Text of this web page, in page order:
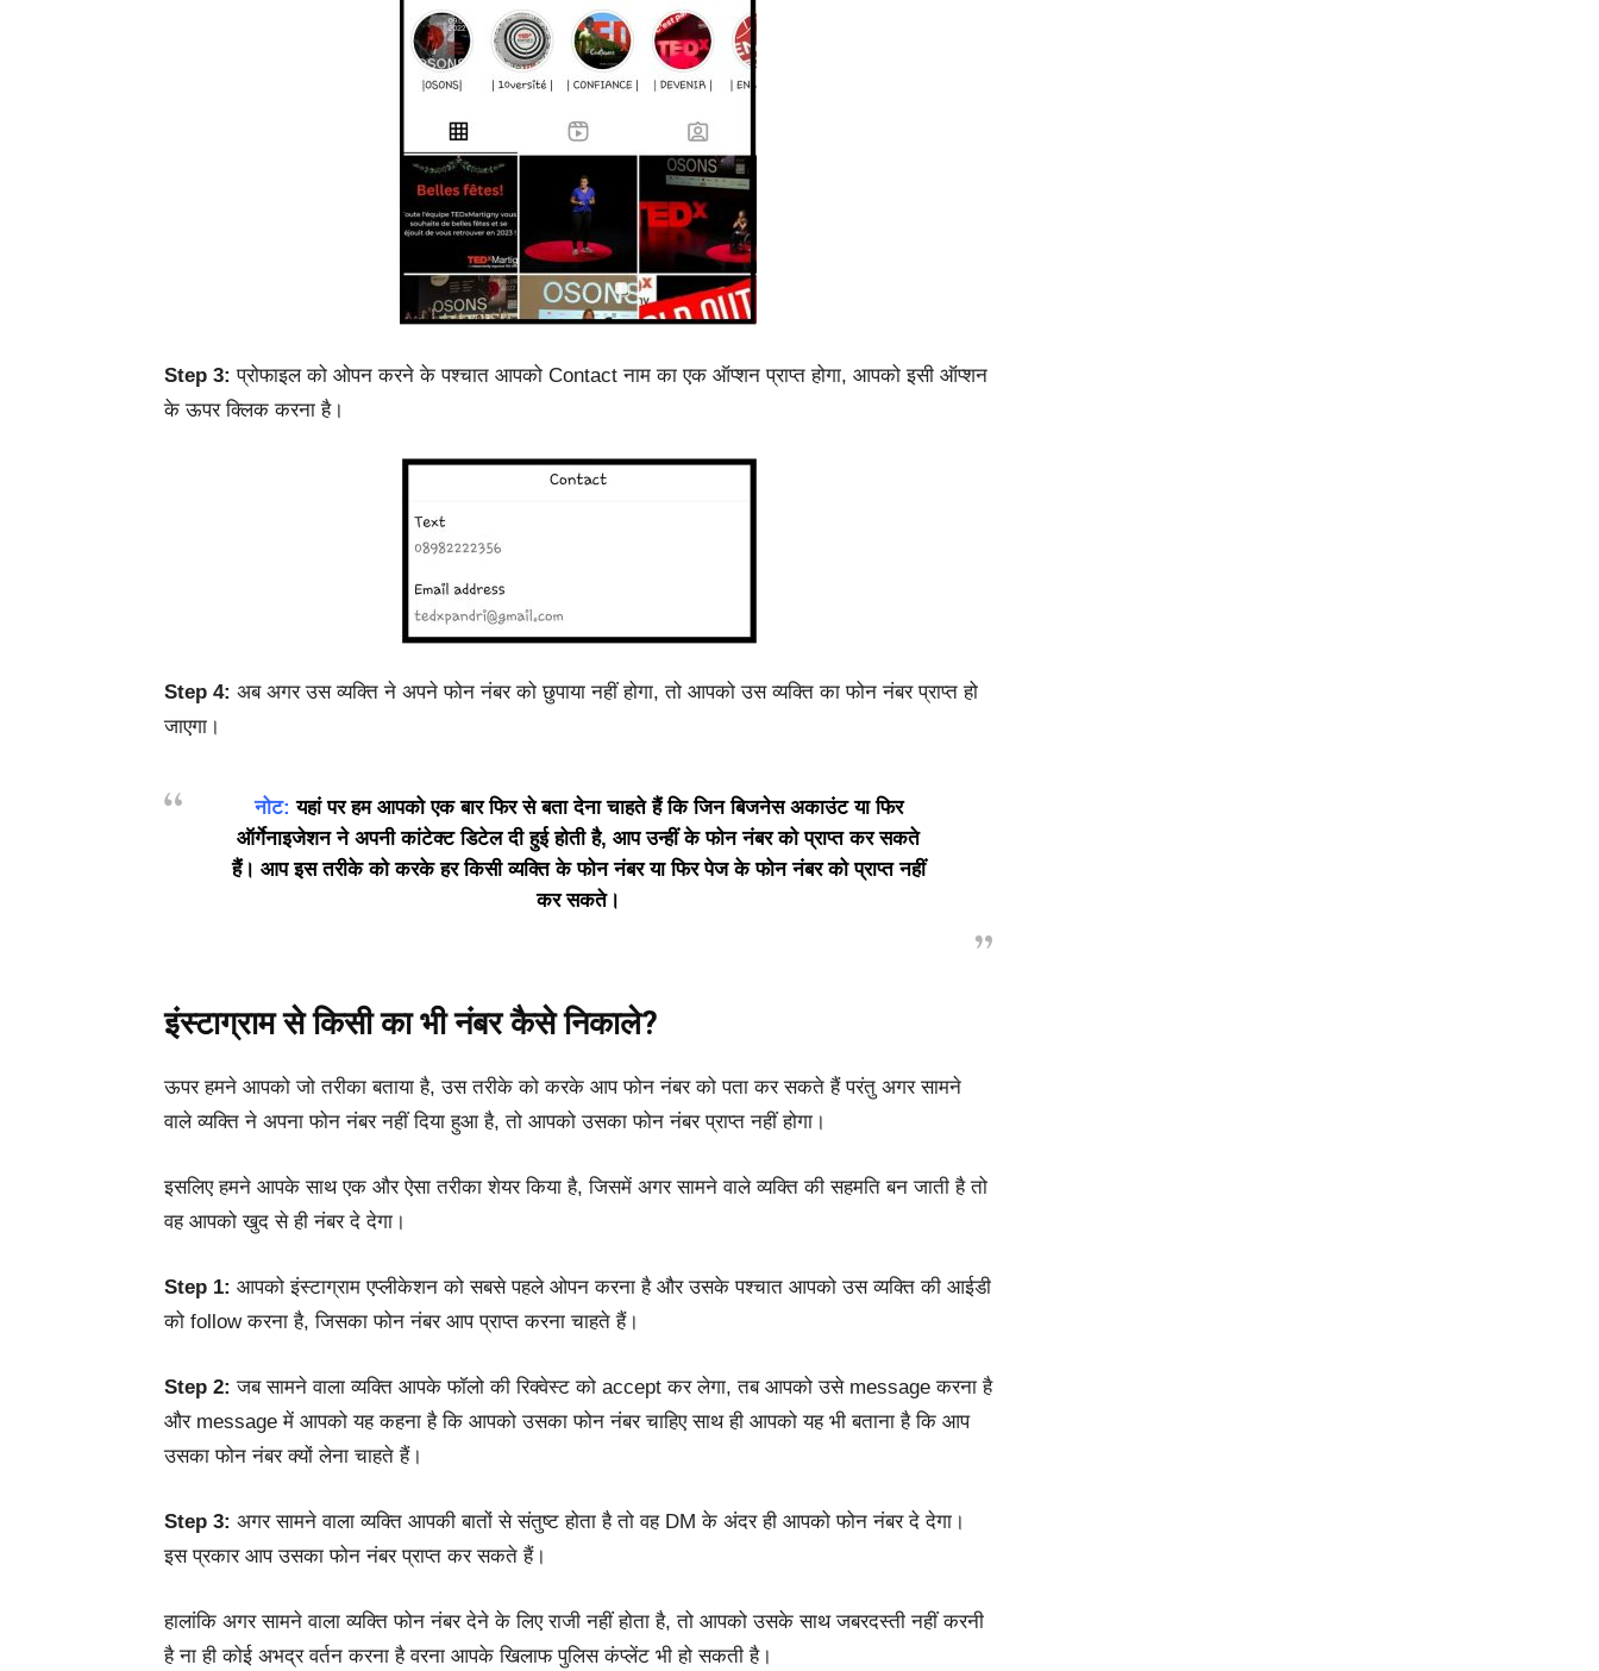
Step 3: प्रोफाइल को ओपन करने के पश्चात आपको Contact नाम का एक ऑप्शन प्राप्त होगा, आपको इसी ऑप्शन
के ऊपर क्लिक करना है।
Step 4: अब अगर उस व्यक्ति ने अपने फोन नंबर को छुपाया नहीं होगा, तो आपको उस व्यक्ति का फोन नंबर प्राप्त हो
जाएगा।
नोट: यहां पर हम आपको एक बार फिर से बता देना चाहते हैं कि जिन बिजनेस अकाउंट या फिर
ऑर्गेनाइजेशन ने अपनी कांटेक्ट डिटेल दी हुई होती है, आप उन्हीं के फोन नंबर को प्राप्त कर सकते
हैं। आप इस तरीके को करके हर किसी व्यक्ति के फोन नंबर या फिर पेज के फोन नंबर को प्राप्त नहीं
कर सकते।
इंस्टाग्राम से किसी का भी नंबर कैसे निकाले?
ऊपर हमने आपको जो तरीका बताया है, उस तरीके को करके आप फोन नंबर को पता कर सकते हैं परंतु अगर सामने
वाले व्यक्ति ने अपना फोन नंबर नहीं दिया हुआ है, तो आपको उसका फोन नंबर प्राप्त नहीं होगा।
इसलिए हमने आपके साथ एक और ऐसा तरीका शेयर किया है, जिसमें अगर सामने वाले व्यक्ति की सहमति बन जाती है तो
वह आपको खुद से ही नंबर दे देगा।
Step 1: आपको इंस्टाग्राम एप्लीकेशन को सबसे पहले ओपन करना है और उसके पश्चात आपको उस व्यक्ति की आईडी
को follow करना है, जिसका फोन नंबर आप प्राप्त करना चाहते हैं।
Step 2: जब सामने वाला व्यक्ति आपके फॉलो की रिक्वेस्ट को accept कर लेगा, तब आपको उसे message करना है
और message में आपको यह कहना है कि आपको उसका फोन नंबर चाहिए साथ ही आपको यह भी बताना है कि आप
उसका फोन नंबर क्यों लेना चाहते हैं।
Step 3: अगर सामने वाला व्यक्ति आपकी बातों से संतुष्ट होता है तो वह DM के अंदर ही आपको फोन नंबर दे देगा।
इस प्रकार आप उसका फोन नंबर प्राप्त कर सकते हैं।
हालांकि अगर सामने वाला व्यक्ति फोन नंबर देने के लिए राजी नहीं होता है, तो आपको उसके साथ जबरदस्ती नहीं करनी
है ना ही कोई अभद्र वर्तन करना है वरना आपके खिलाफ पुलिस कंप्लेंट भी हो सकती है।